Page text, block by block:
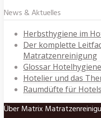
News & Aktuelles
Herbsthygiene im
Der komplette
Matratzenreinigung
Glossar Hotelhygiene
Hotelier und das
Raumdüfte für
Über Matrix